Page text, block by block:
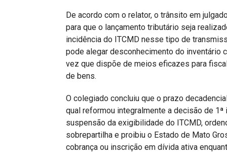
De acordo com o relator, o trânsito em
para que o lançamento tributário seja
incidência do ITCMD nesse tipo de
pode alegar desconhecimento do inventário
vez que dispõe de meios eficazes para
de bens.
O colegiado concluiu que o prazo
qual reformou integralmente a decisão de
suspensão da exigibilidade do ITCMD,
sobrepartilha e proibiu o Estado de Mato
cobrança ou inscrição em dívida ativa